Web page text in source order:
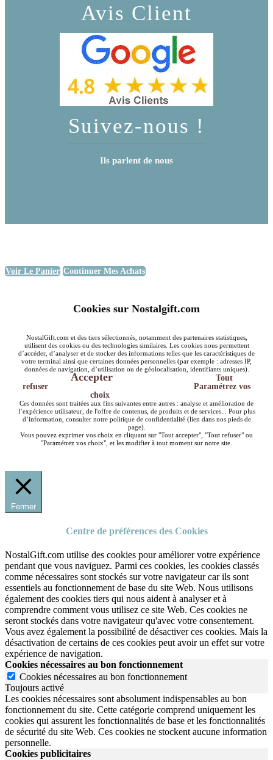
Avis Client
Suivez-nous !
Ils parlent de nous
Voir Le Panier Continuer Mes Achats
Cookies sur Nostalgift.com
NostalGift.com et des tiers sélectionnés, notamment des partenaires statistiques,
utilisent des cookies ou des technologies similaires. Les cookies nous permettent
d’accéder, d’analyser et de stocker des informations telles que les caractéristiques de
votre terminal ainsi que certaines données personnelles (par exemple : adresses IP,
données de navigation, d’utilisation ou de géolocalisation, identifiants uniques).
Accepter
Tout
refuser
Paramétrez vos
choix
Ces données sont traitées aux fins suivantes entre autres : analyse et amélioration de
l’expérience utilisateur, de l'offre de contenus, de produits et de services... Pour plus
d’information, consulter notre politique de confidentialité (lien dans nos pieds de
page).
Vous pouvez exprimer vos choix en cliquant sur "Tout accepter", "Tout refuser" ou
"Paramétrez vos choix", et les modifier à tout moment sur notre site.
Fermer
Centre de préférences des Cookies
NostalGift.com utilise des cookies pour améliorer votre expérience
pendant que vous naviguez. Parmi ces cookies, les cookies classés
comme nécessaires sont stockés sur votre navigateur car ils sont
essentiels au fonctionnement de base du site Web. Nous utilisons
également des cookies tiers qui nous aident à analyser et à
comprendre comment vous utilisez ce site Web. Ces cookies ne
seront stockés dans votre navigateur qu'avec votre consentement.
Vous avez également la possibilité de désactiver ces cookies. Mais la
désactivation de certains de ces cookies peut avoir un effet sur votre
expérience de navigation.
Cookies nécessaires au bon fonctionnement
Cookies nécessaires au bon fonctionnement
Toujours activé
Les cookies nécessaires sont absolument indispensables au bon
fonctionnement du site. Cette catégorie comprend uniquement les
cookies qui assurent les fonctionnalités de base et les fonctionnalités
de sécurité du site Web. Ces cookies ne stockent aucune information
personnelle.
Cookies publicitaires